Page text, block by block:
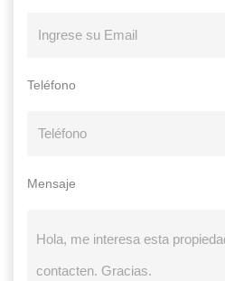
Teléfono
Mensaje